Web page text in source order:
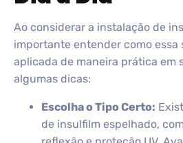
Ao considerar a instalação de
importante entender como essa
aplicada de maneira prática em
algumas dicas:
Escolha o Tipo Certo:
de insulfilm espelhado,